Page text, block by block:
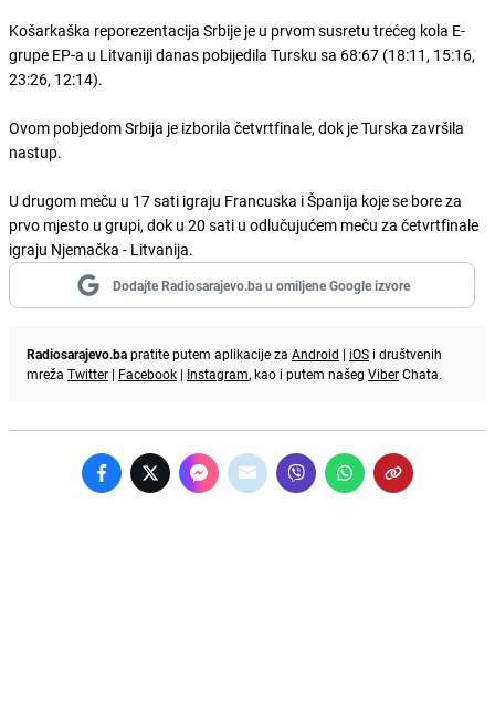
Košarkaška reporezentacija Srbije je u prvom susretu trećeg kola E-
grupe EP-a u Litvaniji danas pobijedila Tursku sa 68:67 (18:11, 15:16,
23:26, 12:14).
Ovom pobjedom Srbija je izborila četvrtfinale, dok je Turska završila
nastup.
U drugom meču u 17 sati igraju Francuska i Španija koje se bore za
prvo mjesto u grupi, dok u 20 sati u odlučujućem meču za četvrtfinale
igraju Njemačka - Litvanija.
Dodajte Radiosarajevo.ba u omiljene Google izvore
Radiosarajevo.bapratite putem aplikacije za Android | iOS i društvenih
mreža Twitter | Facebook | Instagram, kao i putem našeg ViberChata.